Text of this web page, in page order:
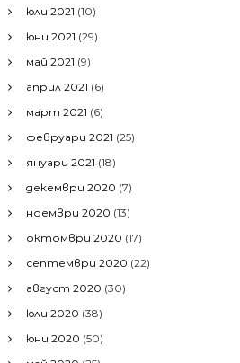
юли 2021 (10)
юни 2021 (29)
май 2021 (9)
април 2021 (6)
март 2021 (6)
февруари 2021 (25)
януари 2021 (18)
декември 2020 (7)
ноември 2020 (13)
октомври 2020 (17)
септември 2020 (22)
август 2020 (30)
юли 2020 (38)
юни 2020 (50)